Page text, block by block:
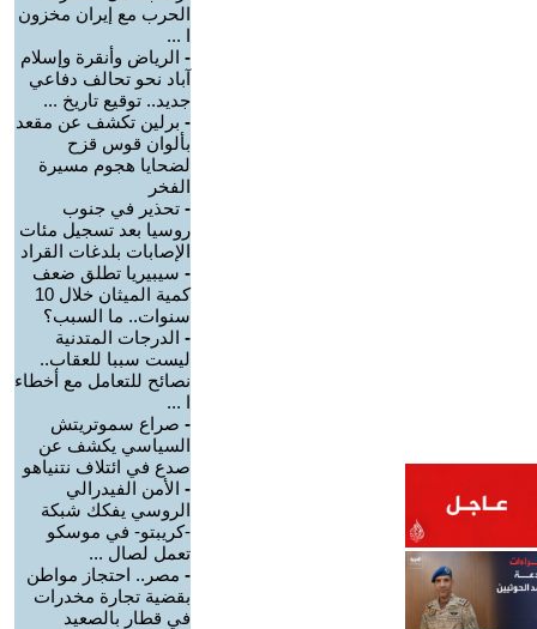
الحرب مع إيران مخزون
ا ...
- الرياض وأنقرة وإسلام
آباد نحو تحالف دفاعي
جديد.. توقيع تاريخ ...
- برلين تكشف عن مقعد
بألوان قوس قزح
لضحايا هجوم مسيرة
الفخر
- تحذير في جنوب
روسيا بعد تسجيل مئات
الإصابات بلدغات القراد
- سيبيريا تطلق ضعف
كمية الميثان خلال 10
سنوات.. ما السبب؟
- الدرجات المتدنية
ليست سببا للعقاب..
نصائح للتعامل مع أخطاء
ا ...
- صراع سموتريتش
السياسي يكشف عن
صدع في ائتلاف نتنياهو
- الأمن الفيدرالي
الروسي يفكك شبكة
-كريبتو- في موسكو
تعمل لصال ...
- مصر.. احتجاز مواطن
بقضية تجارة مخدرات
في قطار بالصعيد